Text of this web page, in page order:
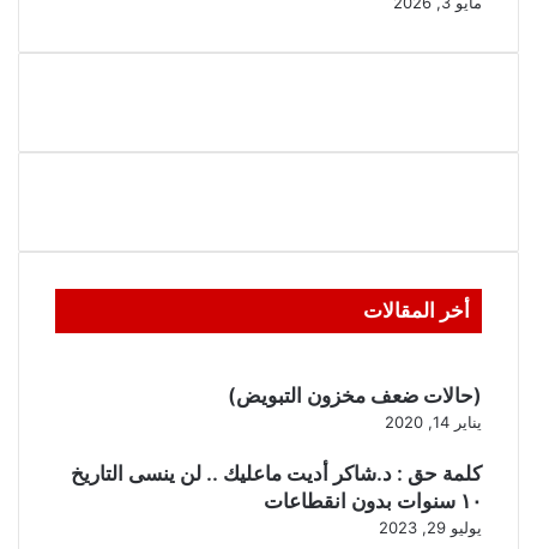
أخر المقالات
(حالات ضعف مخزون التبويض)
يناير 14, 2020
كلمة حق : د.شاكر أديت ماعليك .. لن ينسى التاريخ
١٠ سنوات بدون انقطاعات
يوليو 29, 2023